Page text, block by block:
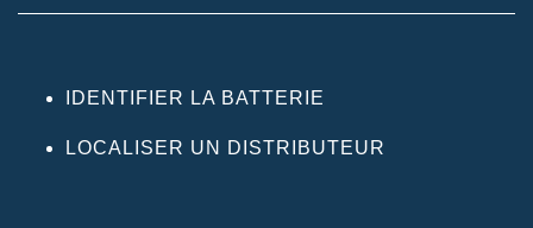
IDENTIFIER LA BATTERIE
LOCALISER UN DISTRIBUTEUR